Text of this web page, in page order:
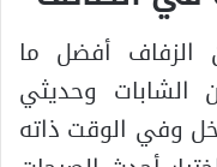
الزفاف أفضل ما
الشابات وحديثي
وفي الوقت ذاته